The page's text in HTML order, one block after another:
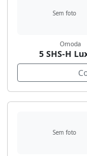
Sem foto
Omoda
5 SHS-H
Sem foto